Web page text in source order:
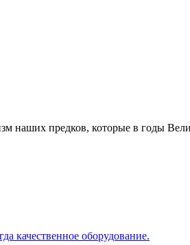
наших предков, которые в годы
качественное оборудование.